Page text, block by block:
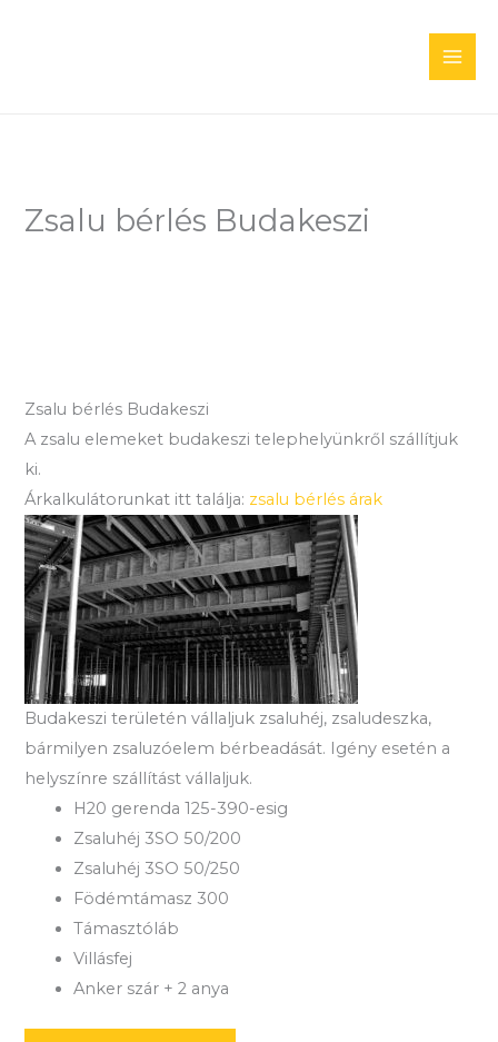
Zsalu bérlés Budakeszi
Zsalu bérlés Budakeszi
A zsalu elemeket budakeszi telephelyünkről szállítjuk
ki.
Árkalkulátorunkat itt találja: zsalu bérlés árak
Budakeszi területén vállaljuk zsaluhéj, zsaludeszka,
bármilyen zsaluzóelem bérbeadását. Igény esetén a
helyszínre szállítást vállaljuk.
H20 gerenda 125-390-esig
Zsaluhéj 3SO 50/200
Zsaluhéj 3SO 50/250
Födémtámasz 300
Támasztóláb
Villásfej
Anker szár + 2 anya